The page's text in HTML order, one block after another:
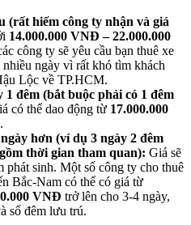
(rất hiếm công ty nhận và giá
14.000.000 VNĐ – 22.000.000
công ty sẽ yêu cầu bạn thuê xe
ngày vì rất khó tìm khách
Lộc về TP.HCM.
đêm (bắt buộc phải có 1 đêm
có thể dao động từ 17.000.000
.
hơn (ví dụ 3 ngày 2 đêm
thời gian tham quan): Giá sẽ
phát sinh. Một số công ty cho thuê
Bắc-Nam có thể có giá từ
VNĐ trở lên cho 3-4 ngày,
số đêm lưu trú.